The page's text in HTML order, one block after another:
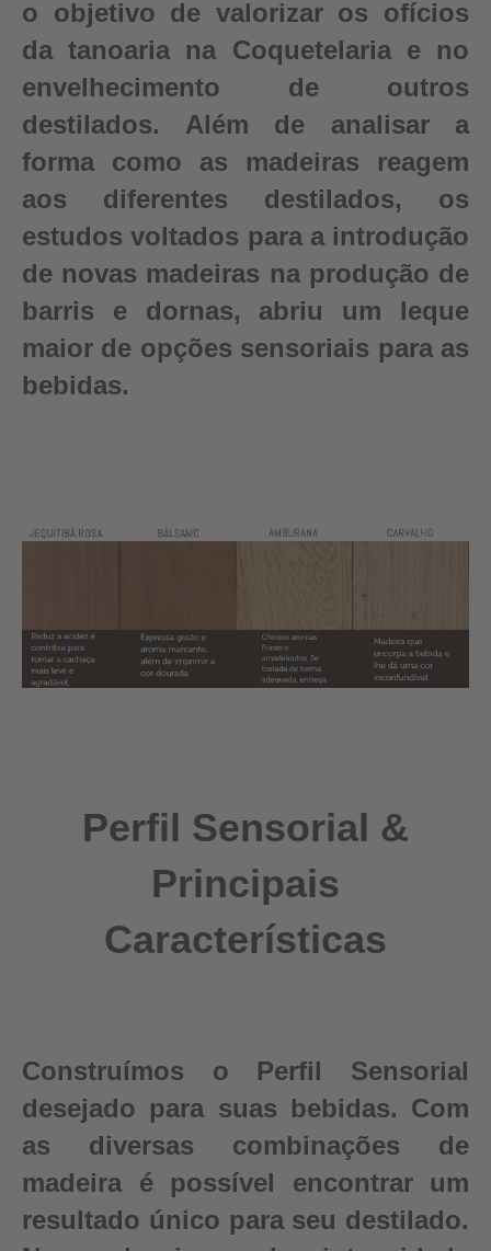
o objetivo de valorizar os ofícios
da tanoaria na Coquetelaria e no
envelhecimento de outros
destilados. Além de analisar a
forma como as madeiras reagem
aos diferentes destilados, os
estudos voltados para a introdução
de novas madeiras na produção de
barris e dornas, abriu um leque
maior de opções sensoriais para as
bebidas.
Perfil Sensorial &
Principais
Características
Construímos o Perfil Sensorial
desejado para suas bebidas. Com
as diversas combinações de
madeira é possível encontrar um
resultado único para seu destilado.